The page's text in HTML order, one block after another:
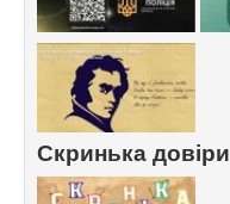
Скринька довіри